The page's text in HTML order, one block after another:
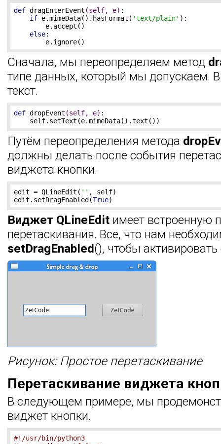
def dragEnterEvent (self, e) :
if e.mimeData().hasFormat( 'text/plain' ):
        e.accept()
else:
        e.ignore()
Сначала, мы переопределяем метод
типе данных, который мы допускаем.
текст.
def dropEvent (self, e) :
    self.setText(e.mimeData().text())
Путём переопределения метода
должны делать после события
виджета кнопки.
edit = QLineEdit( '' , self)
edit.setDragEnabled(True)
Виджет QLineEdit имеет встроенную
перетаскивания. Все, что нам
setDragEnabled(), чтобы активировать
Рисунок: Простое перетаскивание
Перетаскивание виджета
В следующем примере, мы
виджет кнопки.
#!/usr/bin/python3